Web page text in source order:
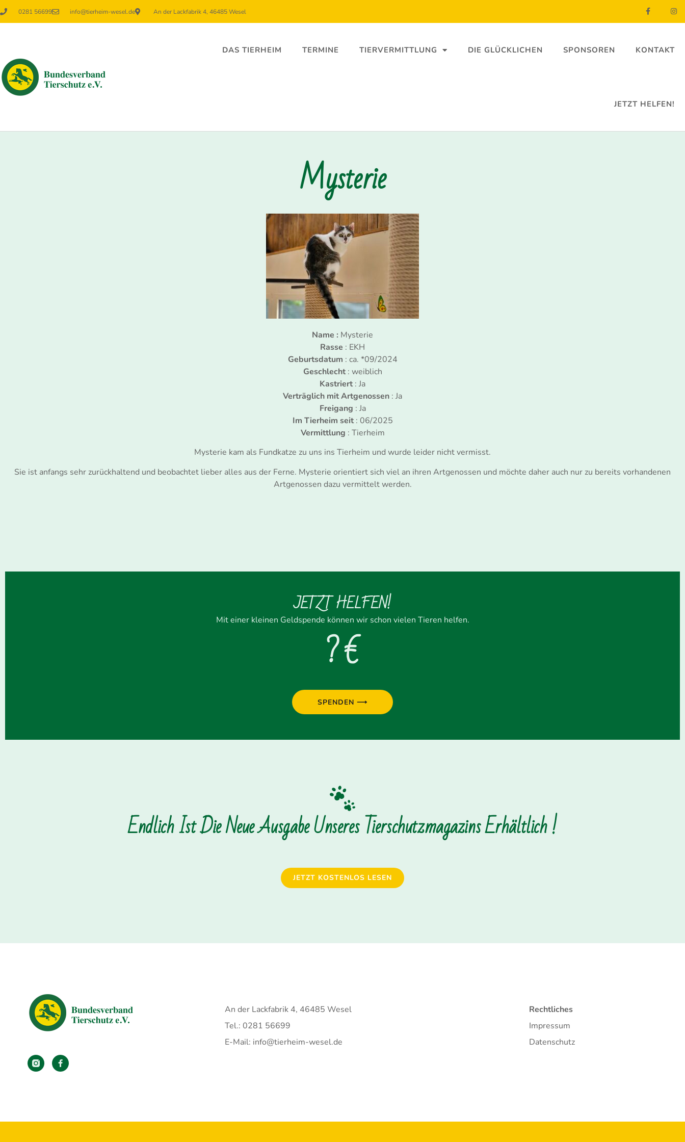
0281 56699 info@tierheim-wesel.de An der Lackfabrik 4, 46485 Wesel
DAS TIERHEIM TERMINE TIERVERMITTLUNG DIE GLÜCKLICHEN SPONSOREN KONTAKT
JETZT HELFEN!
Mysterie
Name : Mysterie
Rasse : EKH
Geburtsdatum : ca. *09/2024
Geschlecht: weiblich
Kastriert : Ja
Verträglich mit Artgenossen : Ja
Freigang : Ja
Im Tierheim seit: 06/2025
Vermittlung : Tierheim
Mysterie kam als Fundkatze zu uns ins Tierheim und wurde leider nicht vermisst.
Sie ist anfangs sehr zurückhaltend und beobachtet lieber alles aus der Ferne. Mysterie orientiert sich viel an ihren Artgenossen und möchte daher auch nur zu bereits vorhandenen
Artgenossen dazu vermittelt werden.
JETZT HELFEN!
Mit einer kleinen Geldspende können wir schon vielen Tieren helfen.
? €
SPENDEN ⟶
Endlich Ist Die Neue Ausgabe Unseres Tierschutzmagazins Erhältlich !
JETZT KOSTENLOS LESEN
An der Lackfabrik 4, 46485 Wesel
Tel.: 0281 56699
E-Mail: info@tierheim-wesel.de
Rechtliches
Impressum
Datenschutz